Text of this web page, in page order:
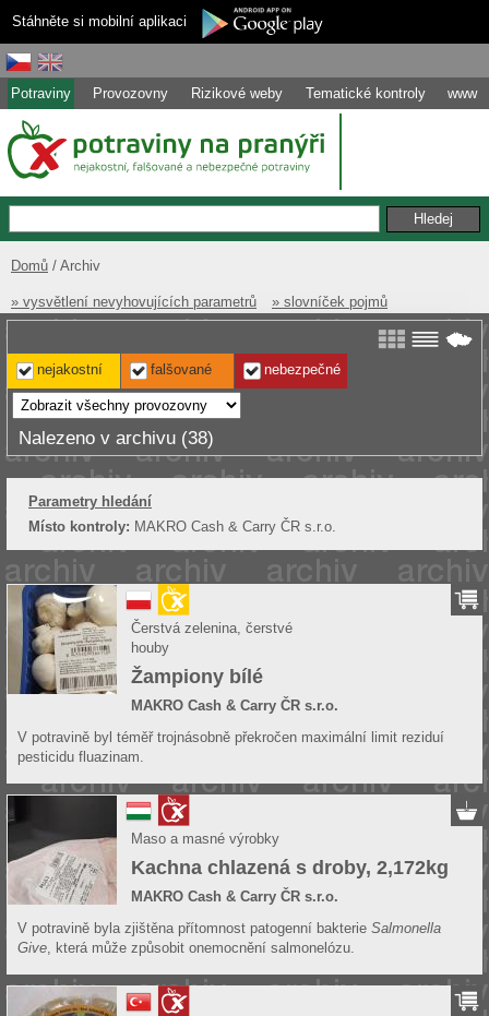
Stáhněte si mobilní aplikaci
Potraviny Provozovny Rizikové weby Tematické kontroly www
Domů Archiv
» vysvětlení nevyhovujících parametrů » slovníček pojmů
nejakostní falšované nebezpečné
Nalezeno v archivu (38)
Parametry hledání
Místo kontroly: MAKRO Cash & Carry ČR s.r.o.
Čerstvá zelenina, čerstvé
houby
Žampiony bílé
MAKRO Cash & Carry ČR s.r.o.
V potravině byl téměř trojnásobně překročen maximální limit reziduí
pesticidu fluazinam.
Maso a masné výrobky
Kachna chlazená s droby, 2,172kg
MAKRO Cash & Carry ČR s.r.o.
V potravině byla zjištěna přítomnost patogenní bakterie Salmonella
Give , která může způsobit onemocnění salmonelózu.